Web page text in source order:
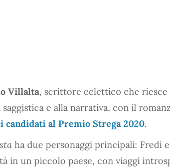
Villalta, scrittore eclettico che riesce
saggistica e alla narrativa, con il
candidati al Premio Strega 2020.
ha due personaggi principali: Fredi
in un piccolo paese, con viaggi